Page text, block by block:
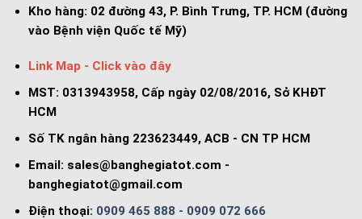
Kho hàng: 02 đường 43, P. Bình Trưng, TP. HCM (đường
vào Bệnh viện Quốc tế Mỹ)
Link Map - Click vào đây
MST: 0313943958, Cấp ngày 02/08/2016, Sở KHĐT
HCM
Số TK ngân hàng 223623449, ACB - CN TP HCM
Email: sales@banghegiatot.com -
banghegiatot@gmail.com
Điện thoại: 0909 465 888 - 0909 072 666